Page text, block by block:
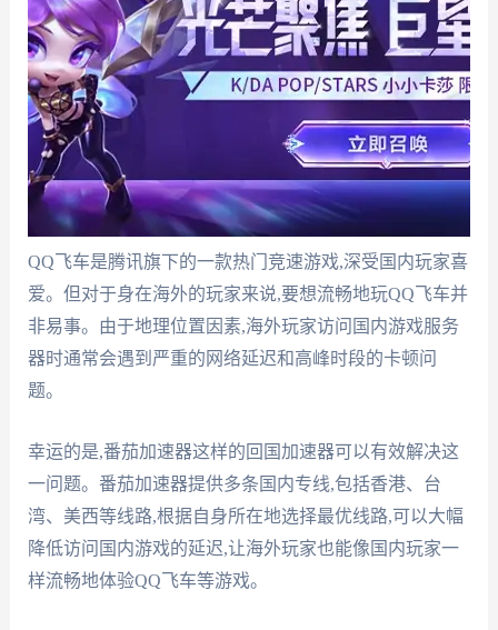
QQ飞车是腾讯旗下的一款热门竞速游戏,深受国内玩家喜
爱。但对于身在海外的玩家来说,要想流畅地玩QQ飞车并
非易事。由于地理位置因素,海外玩家访问国内游戏服务
器时通常会遇到严重的网络延迟和高峰时段的卡顿问
题。
幸运的是,番茄加速器这样的回国加速器可以有效解决这
一问题。番茄加速器提供多条国内专线,包括香港、台
湾、美西等线路,根据自身所在地选择最优线路,可以大幅
降低访问国内游戏的延迟,让海外玩家也能像国内玩家一
样流畅地体验QQ飞车等游戏。